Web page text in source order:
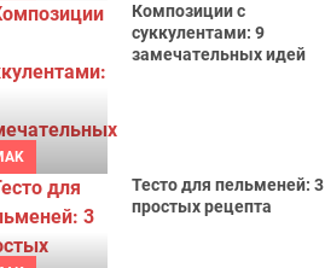
Композиции с
суккулентами: 9
замечательных идей
Тесто для пельменей: 3
простых рецепта